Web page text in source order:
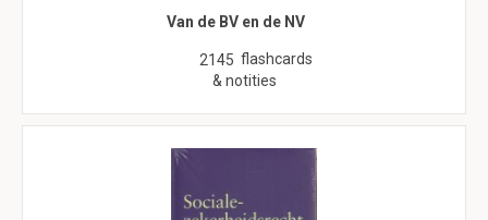
Van de BV en de NV
2145 flashcards
& notities